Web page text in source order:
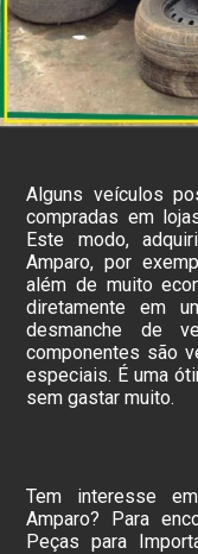
Alguns veículos
compradas em
Este modo,
Amparo, por
além de muito
diretamente em
desmanche de
componentes são
especiais. É uma
sem gastar muito.
Tem interesse
Amparo? Para
Peças para